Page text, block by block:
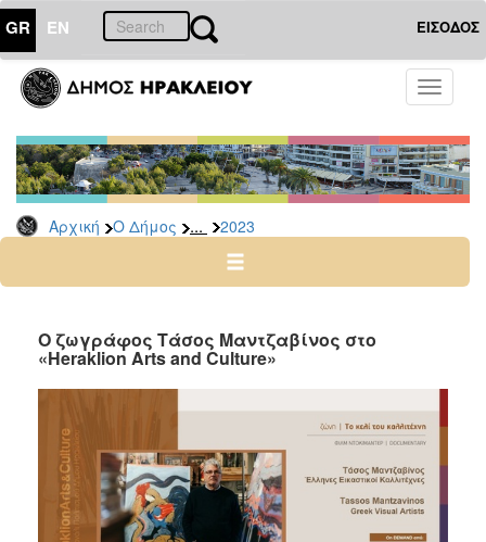
GR EN ΕΙΣΟΔΟΣ
Toggle
Αρχική Ο Δήμος ... 2023
ΔΗΜΟΣ
Δελτία
Τύπου
Αρχείο
2026
2024
2022
2021
2019
2018
2017
Ο ζωγράφος Τάσος Μαντζαβίνος στο
«Heraklion Arts and Culture»